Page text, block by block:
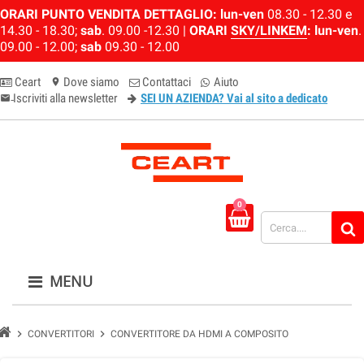
ORARI PUNTO VENDITA DETTAGLIO: lun-ven 08.30 - 12.30 e
14.30 - 18.30; sab. 09.00 -12.30 | ORARI SKY/LINKEM: lun-ven.
09.00 - 12.00; sab 09.30 - 12.00
Ceart location_on Dove siamo Contattaci Aiuto
email-newsletter
Iscriviti alla newsletter SEI UN AZIENDA? Vai al sito a dedicato
0
MENU
chevron_right CONVERTITORI chevron_right CONVERTITORE DA HDMI A COMPOSITO